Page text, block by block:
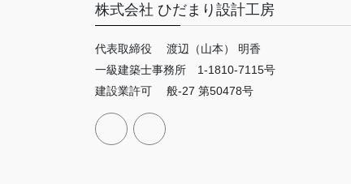
株式会社 ひだまり設計工房
代表取締役 渡辺（山本） 明香
一級建築士事務所 1-1810-7115号
建設業許可 般-27 第50478号